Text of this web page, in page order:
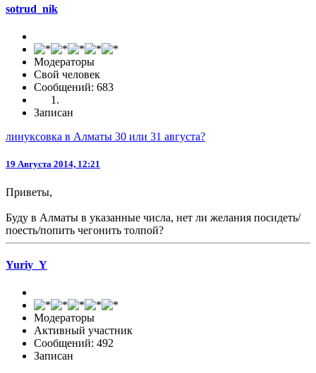
sotrud_nik
Модераторы
Свой человек
Сообщений: 683
Записан
линуксовка в Алматы 30 или 31 августа?
19 Августа 2014, 12:21
Приветы,
Буду в Алматы в указанные числа, нет ли желания посидеть/
поесть/попить чегонить толпой?
Yuriy_Y
Модераторы
Активный участник
Сообщений: 492
Записан